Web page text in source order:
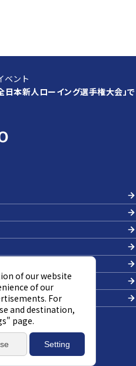
ベント
本新人ローイング選手権大会」で
報の取り扱い